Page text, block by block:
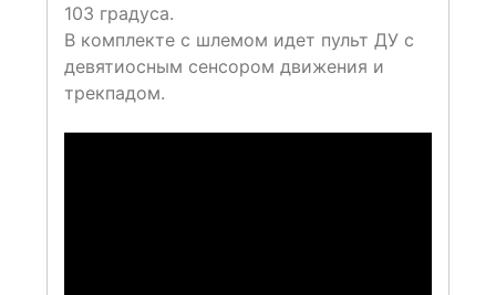
103 градуса.
В комплекте с шлемом идет пульт ДУ с
девятиосным сенсором движения и
трекпадом.